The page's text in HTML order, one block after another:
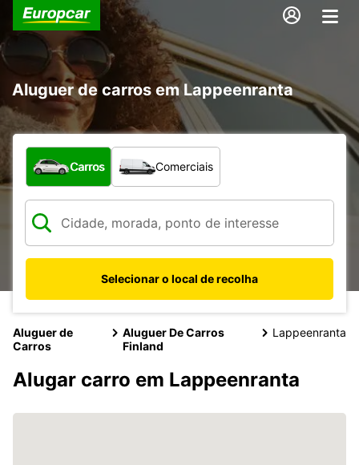
Aluguer de carros em Lappeenranta
Que tipo de veículo pretende?
Carros Comerciais
Selecionar o local de recolha
Aluguer de
Carros
Aluguer De Carros
Finland
Lappeenranta
Alugar carro em Lappeenranta